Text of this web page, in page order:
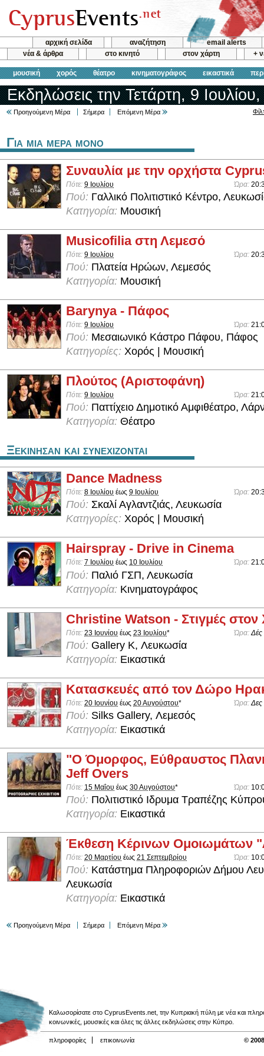
αρχική σελίδα αναζήτηση
email alerts
νέα & άρθρα
στο κινητό στον χάρτη +
μουσική χορός θέατρο κινηματογράφος εικαστικά
Εκδηλώσεις την Τετάρτη, 9
Προηγούμενη Μέρα Σήμερα Επόμενη Μέρα
Για μια μερα μονο
Συναυλία με την ορχήστα
Πότε: 9 Ιουλίου Ώρα:
Πού: Γαλλικό Πολιτιστικό Κέντρο,
Κατηγορία: Μουσική
Musicofilia στη Λεμεσό
Πότε: 9 Ιουλίου Ώρα:
Πού: Πλατεία Ηρώων, Λεμεσός
Κατηγορία: Μουσική
Barynya - Πάφος
Πότε: 9 Ιουλίου Ώρα:
Πού: Μεσαιωνικό Κάστρο Πάφου, Πάφος
Κατηγορίες: Χορός | Μουσική
Πλούτος (Αριστοφάνη)
Πότε: 9 Ιουλίου Ώρα:
Πού: Παττίχειο Δημοτικό Αμφιθέατρο,
Κατηγορία: Θέατρο
Ξεκινησαν και συνεχιζονται
Dance Madness
Πότε: 8 Ιουλίου έως 9 Ιουλίου Ώρα:
Πού: Σκαλί Αγλαντζιάς, Λευκωσία
Κατηγορίες: Χορός | Μουσική
Hairspray - Drive in Cinema
Πότε: 7 Ιουλίου έως 10 Ιουλίου Ώρα:
Πού: Παλιό ΓΣΠ, Λευκωσία
Κατηγορία: Κινηματογράφος
Christine Watson - Στιγμές
Πότε: 23 Ιουνίου έως 23 Ιουλίου* Ώρα: Δές
Πού: Gallery K, Λευκωσία
Κατηγορία: Εικαστικά
Κατασκευές από τον Δώρο
Πότε: 20 Ιουνίου έως 20 Αυγούστου* Ώρα: Δες
Πού: Silks Gallery, Λεμεσός
Κατηγορία: Εικαστικά
"Ο Όμορφος, Εύθραυστος
Jeff Overs
Πότε: 15 Μαΐου έως 30 Αυγούστου* Ώρα:
Πού: Πολιτιστικό Ιδρυμα Τραπέζης
Κατηγορία: Εικαστικά
Έκθεση Κέρινων Ομοιωμάτων
Πότε: 20 Μαρτίου έως 21 Σεπτεμβρίου Ώρα:
Πού: Κατάστημα Πληροφοριών Δήμου
Λευκωσία
Κατηγορία: Εικαστικά
Προηγούμενη Μέρα Σήμερα Επόμενη Μέρα
Καλωσορίσατε στο CyprusEvents.net, την Κυπριακή πύλη με νέα και
κοινωνικές, μουσικές και όλες τις άλλες εκδηλώσεις στην Κύπρο.
πληροφορίες επικοινωνία ©